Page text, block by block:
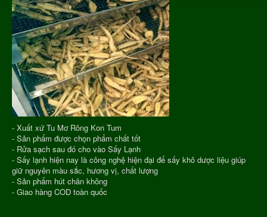
- Xuất xứ Tu Mơ Rông Kon Tum
- Sản phẩm được chọn phẩm chất tốt
- Rửa sạch sau đó cho vào Sấy Lạnh
- Sấy lạnh hiện nay là công nghệ hiện đại để sấy khô dược liệu giúp
giữ nguyên màu sắc, hương vị, chất lượng
- Sản phẩm hút chân không
- Giao hàng COD toàn quốc